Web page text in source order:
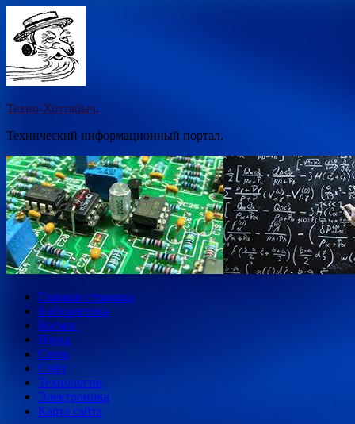
Перейти
содержимому
Техно-Хоттабыч.
Технический информационный портал.
Главная страница
Кибернетика
Космос
Наука
Связь
Софт
Технологии
Электроника
Карта сайта